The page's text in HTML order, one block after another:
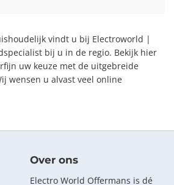
vindt u bij Electroworld |
bij u in de regio. Bekijk hier
uw keuze met de uitgebreide
wensen u alvast veel online
Over ons
Electro World Offermans is dé